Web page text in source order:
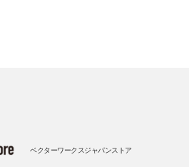
ベクターワークスジャパンストア